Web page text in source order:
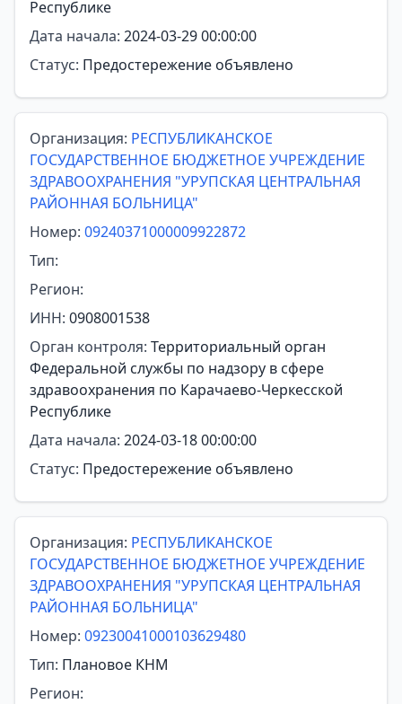
Республике
Дата начала: 2024-03-29 00:00:00
Статус: Предостережение объявлено
Организация: РЕСПУБЛИКАНСКОЕ
ГОСУДАРСТВЕННОЕ БЮДЖЕТНОЕ УЧРЕЖДЕНИЕ
ЗДРАВООХРАНЕНИЯ "УРУПСКАЯ ЦЕНТРАЛЬНАЯ
РАЙОННАЯ БОЛЬНИЦА"
Номер: 09240371000009922872
Тип:
Регион:
ИНН: 0908001538
Орган контроля: Территориальный орган
Федеральной службы по надзору в сфере
здравоохранения по Карачаево-Черкесской
Республике
Дата начала: 2024-03-18 00:00:00
Статус: Предостережение объявлено
Организация: РЕСПУБЛИКАНСКОЕ
ГОСУДАРСТВЕННОЕ БЮДЖЕТНОЕ УЧРЕЖДЕНИЕ
ЗДРАВООХРАНЕНИЯ "УРУПСКАЯ ЦЕНТРАЛЬНАЯ
РАЙОННАЯ БОЛЬНИЦА"
Номер: 09230041000103629480
Тип: Плановое КНМ
Регион: